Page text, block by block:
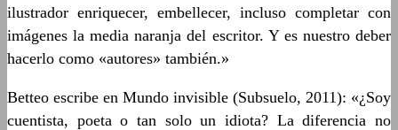
ilustrador enriquecer, embellecer, incluso completar con
imágenes la media naranja del escritor. Y es nuestro deber
hacerlo como «autores» también.»
Betteo escribe en Mundo invisible (Subsuelo, 2011): «¿Soy
cuentista, poeta o tan solo un idiota? La diferencia no